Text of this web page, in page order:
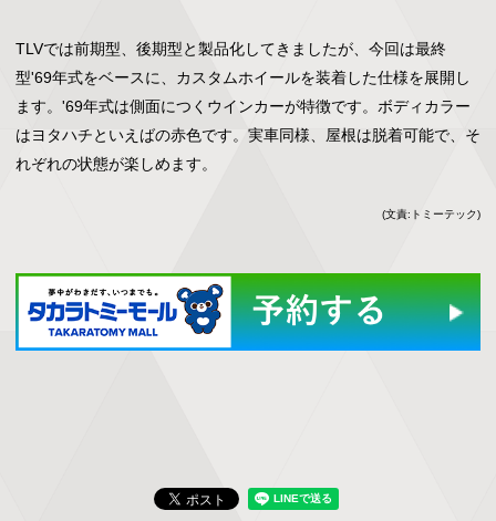
TLVでは前期型、後期型と製品化してきましたが、今回は最終
型'69年式をベースに、カスタムホイールを装着した仕様を展開し
ます。'69年式は側面につくウインカーが特徴です。ボディカラー
はヨタハチといえばの赤色です。実車同様、屋根は脱着可能で、そ
れぞれの状態が楽しめます。
(文責:トミーテック)